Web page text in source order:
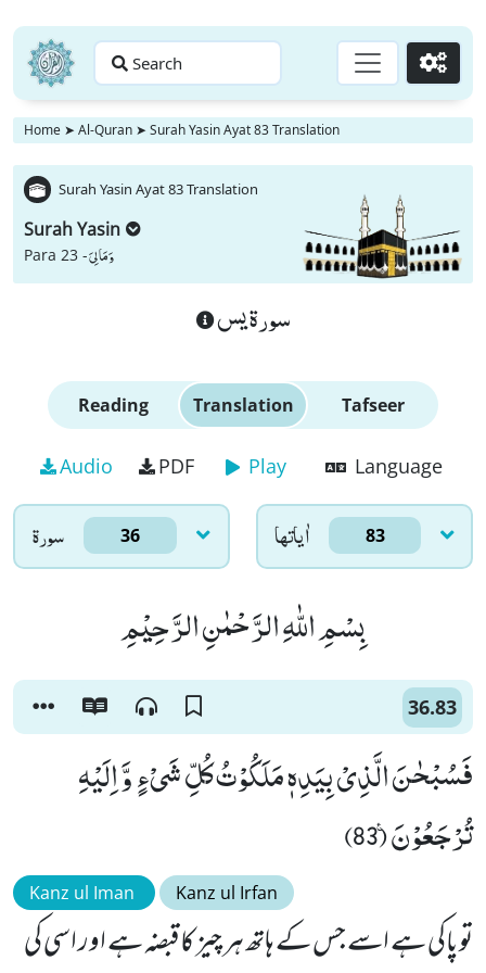
Search Go
Home ➤ Al-Quran ➤ Surah Yasin Ayat 83 Translation
Surah Yasin Ayat 83 Translation
Surah Yasin
Para 23 -وَ مَا لِیَ
سورة يس
Reading Translation Tafseer
Audio PDF Play Language
سورۃ 36 اٰياتها 83
بِسْمِ اللّٰهِ الرَّحْمٰنِ الرَّحِیْمِ
36.83
فَسُبْحٰنَ الَّذِیْ بِیَدِهٖ مَلَكُوْتُ كُلِّ شَیْءٍ وَّ اِلَیْهِ
تُرْجَعُوْنَ۠ (83)
Kanz ul Iman Kanz ul Irfan
تو پاکی ہے اسے جس کے ہاتھ ہر چیز کا قبضہ ہے اور اسی کی